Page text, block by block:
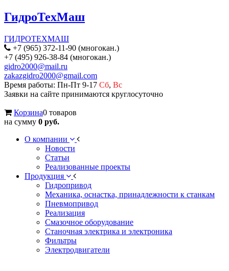
ГидроТехМаш
ГИДРОТЕХМАШ
+7 (965) 372-11-90 (многокан.)
+7 (495) 926-38-84 (многокан.)
gidro2000@mail.ru
zakazgidro2000@gmail.com
Время работы: Пн-Пт 9-17 Сб, Вс
Заявки на сайте принимаются круглосуточно
Корзина0 товаров
на сумму 0 руб.
О компании
Новости
Статьи
Реализованные проекты
Продукция
Гидропривод
Механика, оснастка, принадлежности к станкам
Пневмопривод
Реализация
Смазочное оборудование
Станочная электрика и электроника
Фильтры
Электродвигатели